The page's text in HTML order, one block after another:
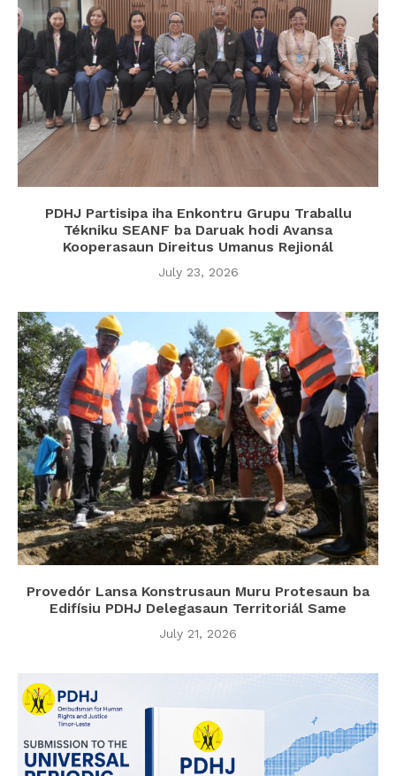
PDHJ Partisipa iha Enkontru Grupu Traballu
Tékniku SEANF ba Daruak hodi Avansa
Kooperasaun Direitus Umanus Rejionál
July 23, 2026
Provedór Lansa Konstrusaun Muru Protesaun ba
Edifísiu PDHJ Delegasaun Territoriál Same
July 21, 2026